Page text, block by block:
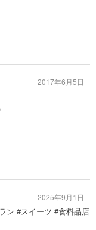
2017年6月5日
ン #スイーツ #食料品店
2025年9月1日